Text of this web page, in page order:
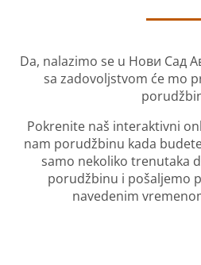
Da, nalazimo se u Нови Сад
sa zadovoljstvom će mo
Pokrenite naš interaktivni
nam porudžbinu kada
samo nekoliko trenutaka
porudžbinu i pošaljemo
navedenim